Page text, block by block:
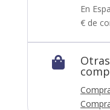
En
€ de
